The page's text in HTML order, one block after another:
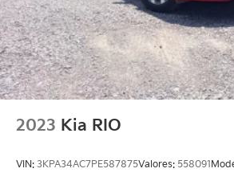
2023 Kia RIO
VIN: 3KPA34AC7PE587875Valores: 558091